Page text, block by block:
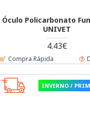
Óculo Policarbonato
UNIVET
4.43€
Compra Rápida
INVERNO /